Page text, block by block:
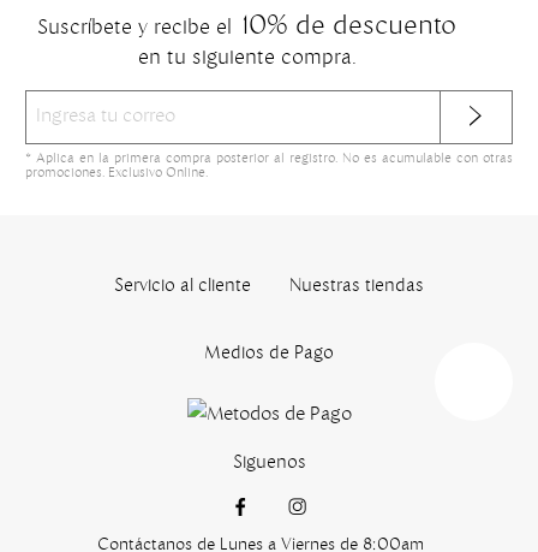
Suscríbete y recibe el 10% de descuento
en tu siguiente compra.
* Aplica en la primera compra posterior al registro. No es acumulable con otras
promociones. Exclusivo Online.
Servicio al cliente Nuestras tiendas
Medios de Pago
Siguenos
Contáctanos de Lunes a Viernes de 8:00am